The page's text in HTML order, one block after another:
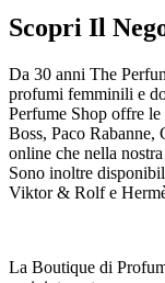
Scopri Il
Da 30 anni The
profumi femminili e
Perfume Shop offre
Boss, Paco Rabanne,
online che nella
Sono inoltre
Viktor & Rolf e
La Boutique di